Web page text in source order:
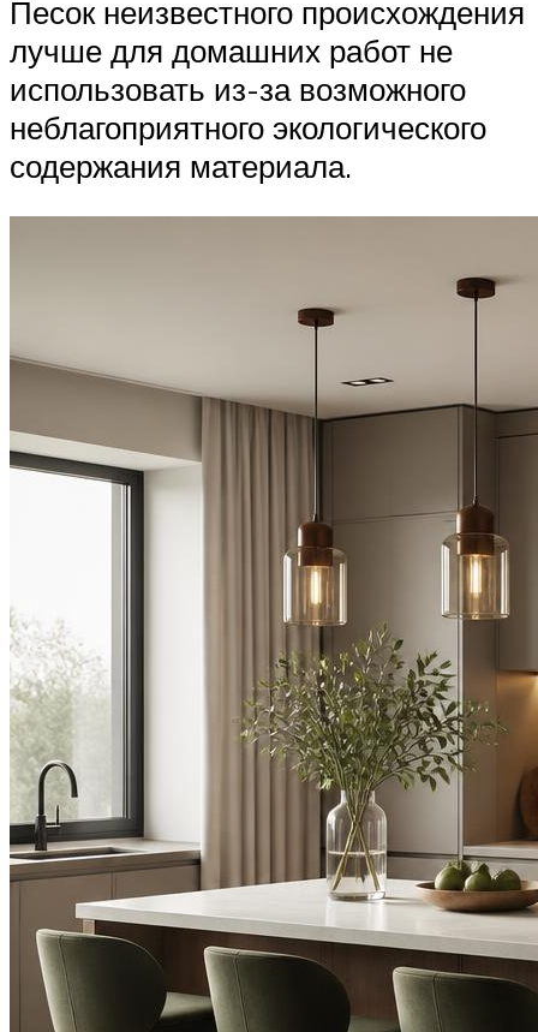
Песок неизвестного происхождения
лучше для домашних работ не
использовать из-за возможного
неблагоприятного экологического
содержания материала.